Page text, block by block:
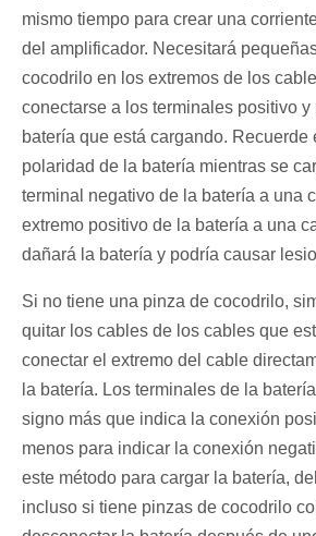
mismo tiempo para crear una
del amplificador. Necesitará
cocodrilo en los extremos de los
conectarse a los terminales positivo y
batería que está cargando. Recuerde
polaridad de la batería mientras se
terminal negativo de la batería a una
extremo positivo de la batería a una
dañará la batería y podría causar
Si no tiene una pinza de cocodrilo,
quitar los cables de los cables que
conectar el extremo del cable
la batería. Los terminales de la
signo más que indica la conexión
menos para indicar la conexión
este método para cargar la batería,
incluso si tiene pinzas de cocodrilo